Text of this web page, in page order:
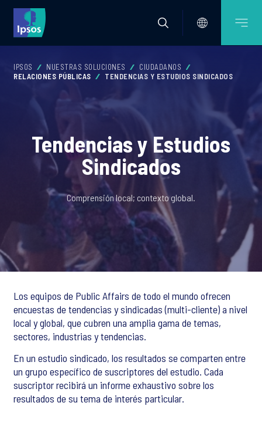
IPSOS NUESTRAS SOLUCIONES
CIUDADANOS
RELACIONES PÚBLICAS
TENDENCIAS Y ESTUDIOS SINDICADOS
Tendencias y Estudios
Sindicados
Comprensión local; contexto global.
Los equipos de Public Affairs de todo el mundo ofrecen
encuestas de tendencias y sindicadas (multi-cliente) a nivel
local y global, que cubren una amplia gama de temas,
sectores, industrias y tendencias.
En un estudio sindicado, los resultados se comparten entre
un grupo específico de suscriptores del estudio. Cada
suscriptor recibirá un informe exhaustivo sobre los
resultados de su tema de interés particular.